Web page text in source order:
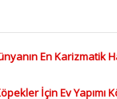
En Karizmatik
İçin Ev Yapımı